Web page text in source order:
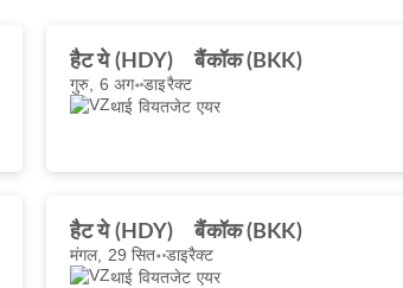
हैट ये (HDY) बैंकॉक (BKK)
गुरु, 6 अग॰डाइरैक्ट
थाई वियतजेट एयर
हैट ये (HDY) बैंकॉक (BKK)
मंगल, 29 सित॰ डाइरैक्ट
थाई वियतजेट एयर